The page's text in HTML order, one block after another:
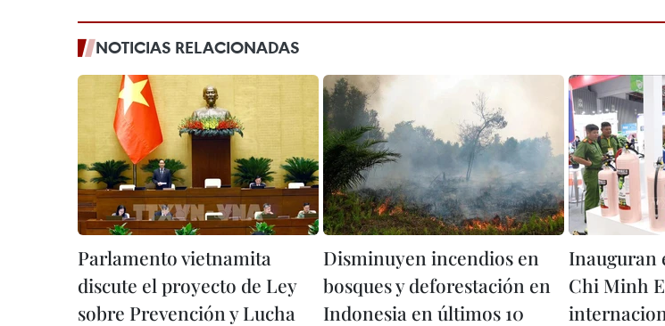
NOTICIAS RELACIONADAS
Parlamento vietnamita
discute el proyecto de Ley
sobre Prevención y Lucha
Disminuyen incendios en
bosques y deforestación en
Indonesia en últimos 10
Inauguran
Chi Minh